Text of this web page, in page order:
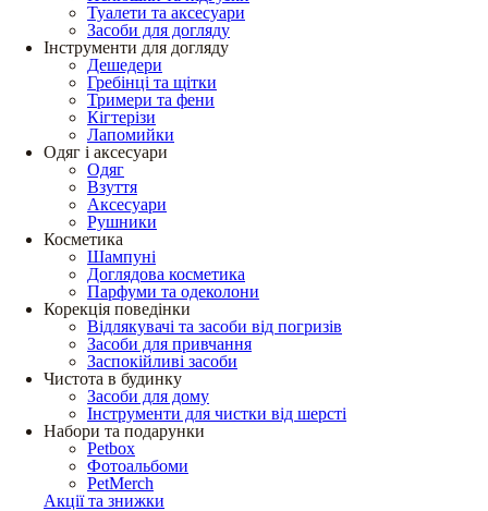
Туалети та аксесуари
Засоби для догляду
Інструменти для догляду
Дешедери
Гребінці та щітки
Тримери та фени
Кігтерізи
Лапомийки
Одяг і аксесуари
Одяг
Взуття
Аксесуари
Рушники
Косметика
Шампуні
Доглядова косметика
Парфуми та одеколони
Корекція поведінки
Відлякувачі та засоби від погризів
Засоби для привчання
Заспокійливі засоби
Чистота в будинку
Засоби для дому
Інструменти для чистки від шерсті
Набори та подарунки
Petbox
Фотоальбоми
PetMerch
Акції та знижки